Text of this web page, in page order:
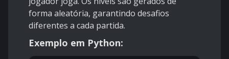
forma aleatória, garantindo desafios
diferentes a cada partida.
Exemplo em Python: